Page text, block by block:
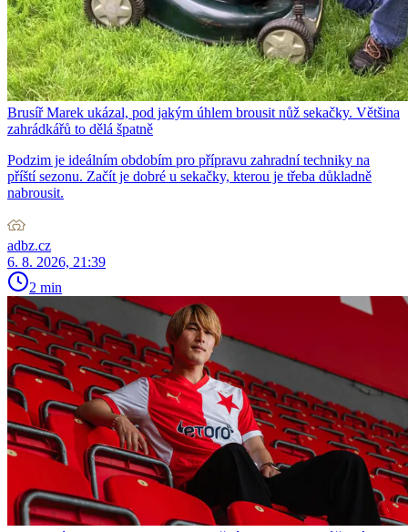
Brusíř Marek ukázal, pod jakým úhlem brousit nůž sekačky. Většina
zahrádkářů to dělá špatně
Podzim je ideálním obdobím pro přípravu zahradní techniky na
příští sezonu. Začít je dobré u sekačky, kterou je třeba důkladně
nabrousit.
adbz.cz
6. 8. 2026, 21:39
2 min